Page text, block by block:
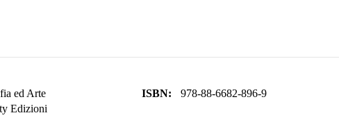
ed Arte
Edizioni
ISBN: 978-88-6682-896-9